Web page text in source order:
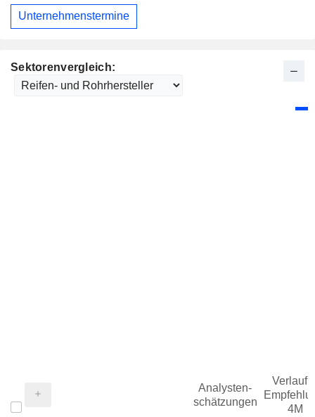
Sektorenvergleich:
Analysten-
schätzungen
Verlauf
4M
Unternehmenstermine